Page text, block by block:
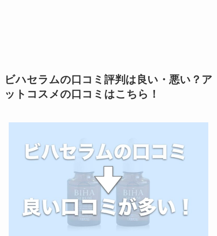
ビハセラムの口コミ評判は良い・悪い？ア
ットコスメの口コミはこちら！